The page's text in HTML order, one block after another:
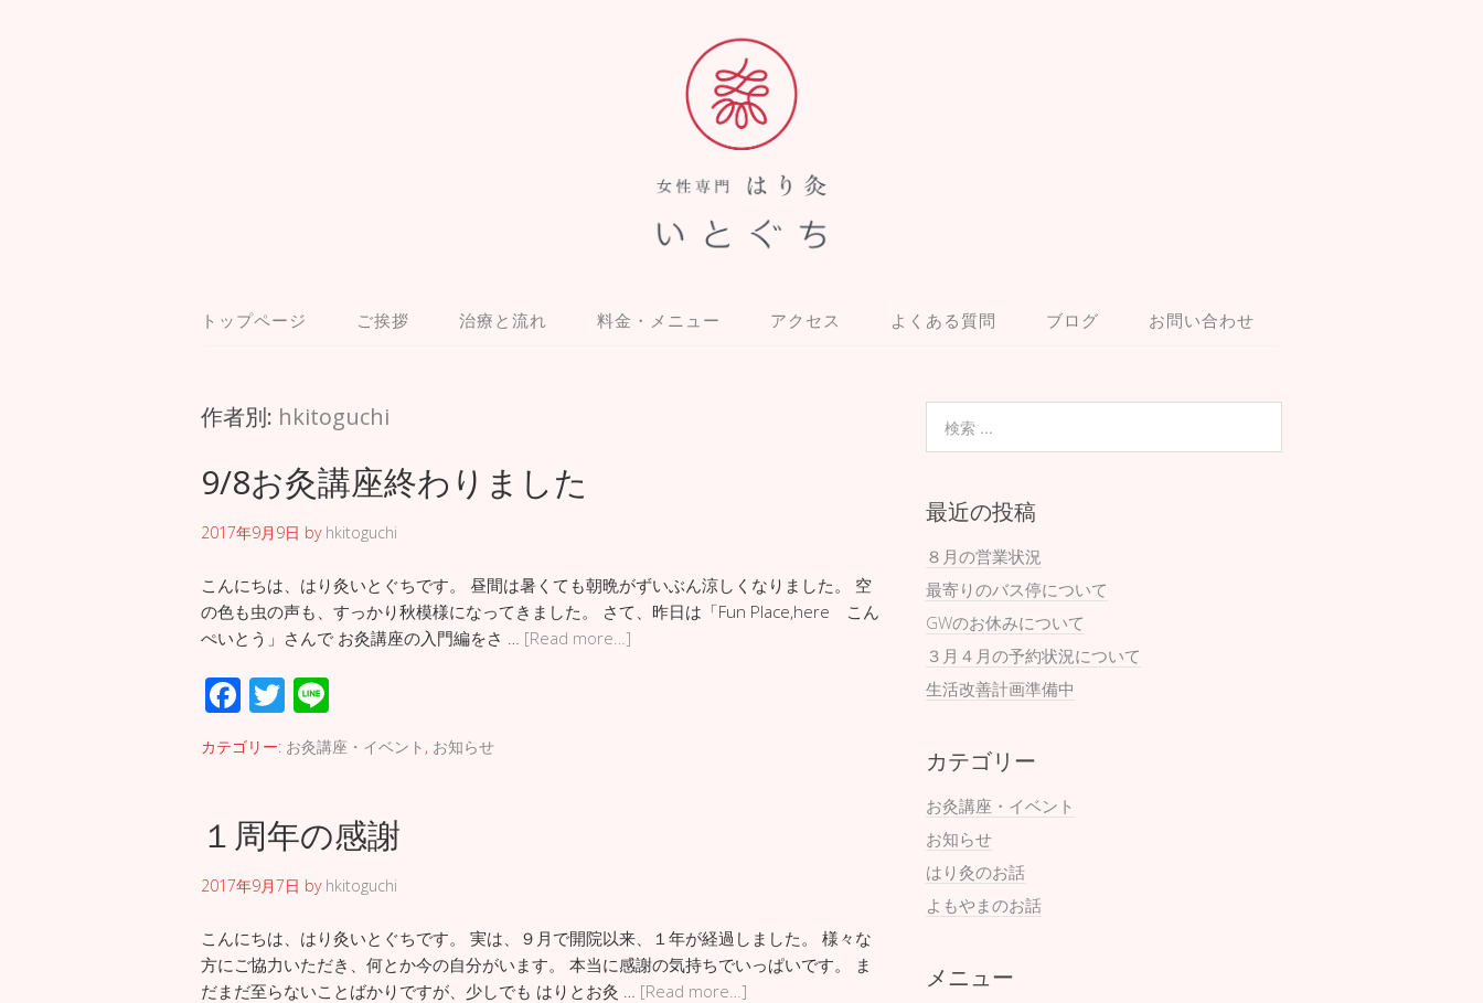
トップページ ご挨拶 治療と流れ 料金・メニュー アクセス よくある質問 ブログ お問い合わせ
作者別: hkitoguchi
9/8お灸講座終わりました
2017年9月9日 by hkitoguchi
こんにちは、はり灸いとぐちです。 昼間は暑くても朝晩がずいぶん涼しくなりました。 空
の色も虫の声も、すっかり秋模様になってきました。 さて、昨日は「Fun Place,here こん
ぺいとう」さんで お灸講座の入門編をさ … [Read more…]
F
ac
e
o
o
k
T
wi
tt
n
e
カテゴリー: お灸講座・イベント , お知らせ
１周年の感謝
2017年9月7日 by hkitoguchi
こんにちは、はり灸いとぐちです。 実は、９月で開院以来、１年が経過しました。 様々な
方にご協力いただき、何とか今の自分がいます。 本当に感謝の気持ちでいっぱいです。 ま
だまだ至らないことばかりですが、少しでも はりとお灸 … [Read more…]
最近の投稿
８月の営業状況
最寄りのバス停について
GWのお休みについて
３月４月の予約状況について
生活改善計画準備中
カテゴリー
お灸講座・イベント
お知らせ
はり灸のお話
よもやまのお話
メニュー